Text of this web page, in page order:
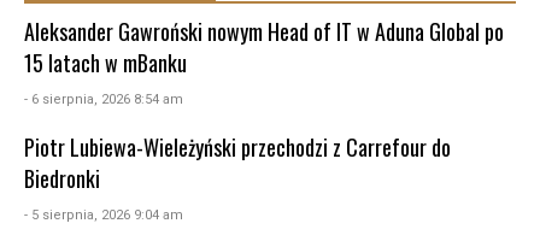
Aleksander Gawroński nowym Head of IT w Aduna Global po
15 latach w mBanku
- 6 sierpnia, 2026 8:54 am
Piotr Lubiewa-Wieleżyński przechodzi z Carrefour do
Biedronki
- 5 sierpnia, 2026 9:04 am